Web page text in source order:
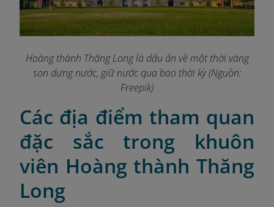
Hoàng thành Thăng Long là dấu ấn về một thời vàng
son dựng nước, giữ nước qua bao thời kỳ (Nguồn:
Freepik)
Các địa điểm tham quan
đặc sắc trong khuôn
viên Hoàng thành Thăng
Long